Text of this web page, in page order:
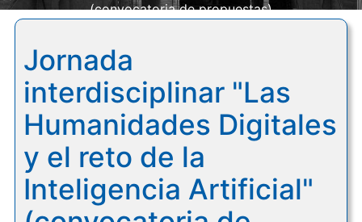
(convocatoria de propuestas)
Jornada
interdisciplinar "Las
Humanidades Digitales
y el reto de la
Inteligencia Artificial"